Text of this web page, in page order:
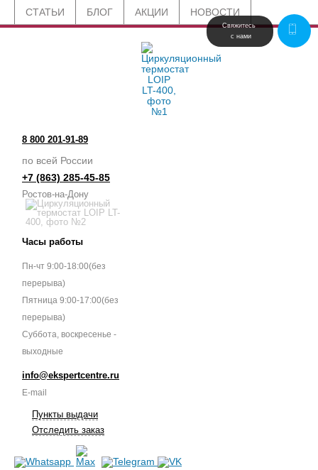
СТАТЬИ БЛОГ АКЦИИ НОВОСТИ
8 800 201-91-89
по всей России
+7 (863) 285-45-85
Ростов-на-Дону
Часы работы
Пн-чт 9:00-18:00(без
перерыва)
Пятница 9:00-17:00(без
перерыва)
Суббота, воскресенье -
выходные
info@ekspertcentre.ru
E-mail
Пункты выдачи
Отследить заказ
Свяжитесь
с нами